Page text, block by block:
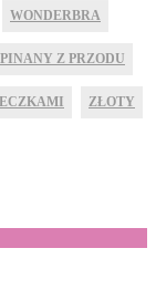
WONDERBRA
Z PRZODU
ZŁOTY